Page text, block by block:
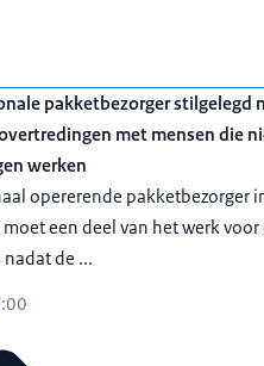
pakketbezorger stilgelegd
met mensen die
werken
opererende pakketbezorger
een deel van het werk voor
de ...